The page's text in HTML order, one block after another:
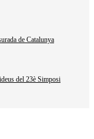
de Catalunya
del 23è Simposi